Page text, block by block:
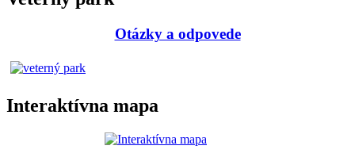
Otázky a odpovede
Interaktívna mapa